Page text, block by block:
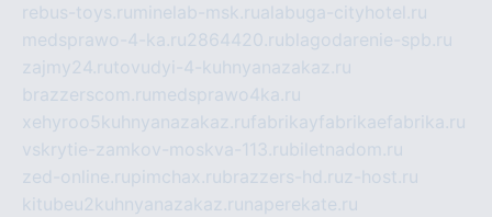
rebus-toys.ru minelab-msk.rualabuga-cityhotel.ru
medsprawo-4-ka.ru2864420.rublagodarenie-spb.ru
zajmy24.rutovudyi-4-kuhnyanazakaz.ru
brazzerscom.ru medsprawo4ka.ru
xehyroo5kuhnyanazakaz.rufabrikayfabrikaefabrika.ru
vskrytie-zamkov-moskva-113.rubiletnadom.ru
zed-online.rupimchax.rubrazzers-hd.ruz-host.ru
kitubeu2kuhnyanazakaz.ru naperekate.ru